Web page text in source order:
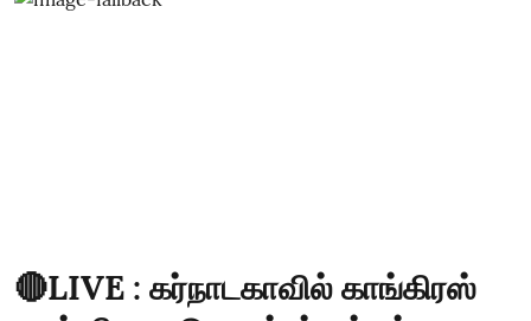
🔴LIVE : கர்நாடகாவில் காங்கிரஸ்